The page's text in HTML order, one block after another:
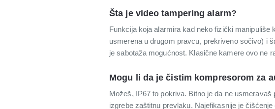
Šta je video tampering alarm?
Funkcija koja alarmira kad neko fizički
usmerena u drugom pravcu, prekriveno sočivo) i
je sabotaža mogućnost. Klasične kamere ovo ne
Mogu li da je čistim kompresorom za
Možeš, IP67 to pokriva. Bitno je da ne
izgrebe zaštitnu prevlaku. Najefikasnije je